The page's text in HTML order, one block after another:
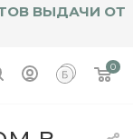
ВЫДАЧИ ОТ
0